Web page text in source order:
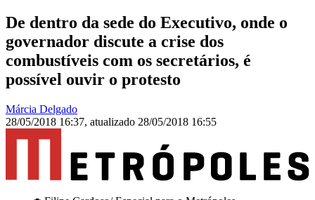
De dentro da sede do Executivo, onde o
governador discute a crise dos
combustíveis com os secretários, é
possível ouvir o protesto
Márcia Delgado
28/05/2018 16:37, atualizado 28/05/2018 16:55